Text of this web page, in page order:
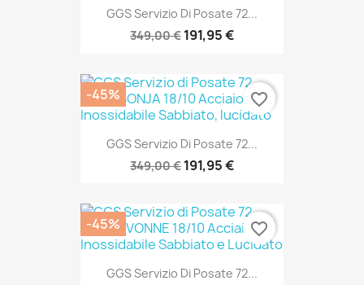
GGS Servizio Di Posate 72...
349,00 € 191,95 €
GGS Servizio Di Posate 72...
349,00 € 191,95 €
-45% favorite_border
GGS Servizio Di Posate 72...
-45% favorite_border